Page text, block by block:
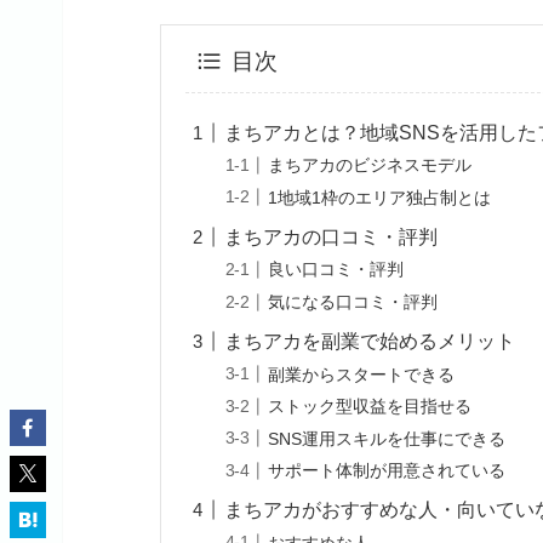
目次
まちアカとは？地域SNSを活用し
まちアカのビジネスモデル
1地域1枠のエリア独占制とは
まちアカの口コミ・評判
良い口コミ・評判
気になる口コミ・評判
まちアカを副業で始めるメリット
副業からスタートできる
ストック型収益を目指せる
SNS運用スキルを仕事にできる
サポート体制が用意されている
まちアカがおすすめな人・向いてい